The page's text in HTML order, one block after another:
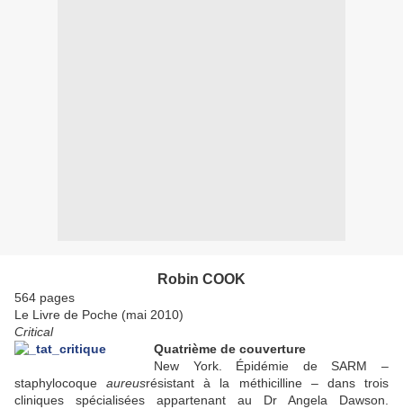
Robin COOK
564 pages
Le Livre de Poche (mai 2010)
Critical
Quatrième de couverture
New York. Épidémie de SARM –
staphylocoqueaureusrésistant à la méthicilline – dans trois
cliniques spécialisées appartenant au Dr Angela Dawson.